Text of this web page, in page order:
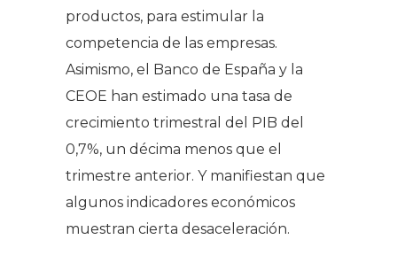
productos, para estimular la
competencia de las empresas.
Asimismo, el Banco de España y la
CEOE han estimado una tasa de
crecimiento trimestral del PIB del
0,7%, un décima menos que el
trimestre anterior. Y manifiestan que
algunos indicadores económicos
muestran cierta desaceleración.